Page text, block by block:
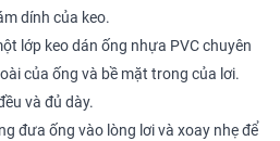
dính của keo.
lớp keo dán ống nhựa PVC chuyên
của ống và bề mặt trong của lơi.
và đủ dày.
đưa ống vào lòng lơi và xoay nhẹ để